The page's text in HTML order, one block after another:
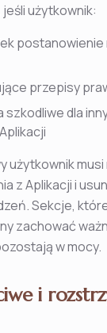
użytkownik:
przepisy
szkodliwe dla
użytkownik
z Aplikacji i
Sekcje,
zachować
w mocy.
i